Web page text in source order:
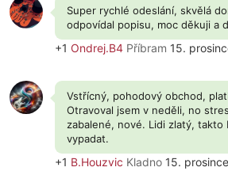
Super rychlé odeslání, skvělá
odpovídal popisu, moc děkuji a
+1 Ondrej.B4 Příbram 15.
Vstřícný, pohodový obchod,
Otravoval jsem v neděli, no
zabalené, nové. Lidi zlatý, takto
vypadat.
+1 B.Houzvic Kladno 15.